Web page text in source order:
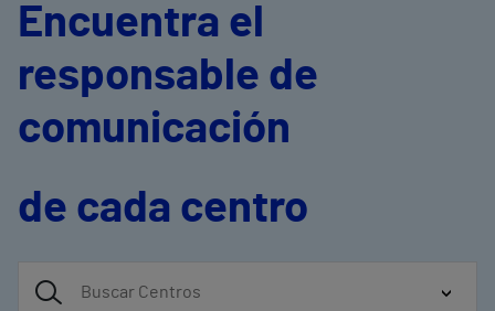
Encuentra el
responsable de
comunicación
de cada centro